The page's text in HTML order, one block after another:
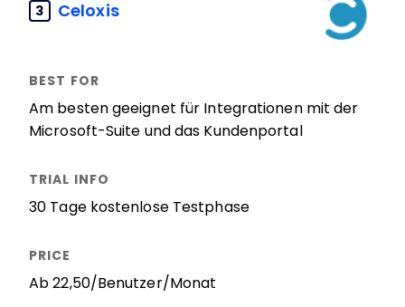
3 Celoxis
Am besten geeignet für Integrationen mit der
Microsoft-Suite und das Kundenportal
30 Tage kostenlose Testphase
Ab 22,50/Benutzer/Monat